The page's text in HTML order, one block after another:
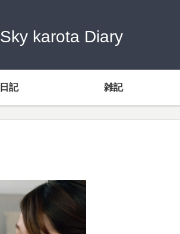
Sky karota Diary
日記 雑記